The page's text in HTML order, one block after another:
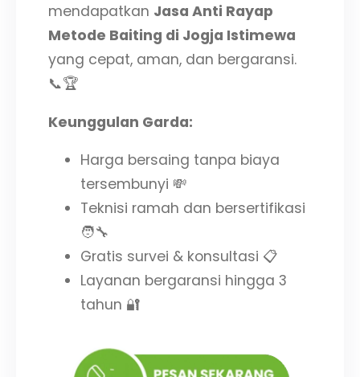
mendapatkan Jasa Anti Rayap
Metode Baiting di Jogja Istimewa
yang cepat, aman, dan bergaransi.
📞🏆
Keunggulan Garda:
Harga bersaing tanpa biaya
tersembunyi 💸
Teknisi ramah dan bersertifikasi
🧑‍🔧
Gratis survei & konsultasi 📋
Layanan bergaransi hingga 3
tahun 🔐